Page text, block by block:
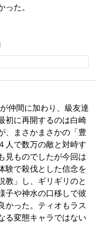
った。
仲間に加わり、級友達
初に再開するのは白崎
、まさかまさかの「豊
人で数万の敵と対峙す
見ものでしたが今回は
験で殺伐とした信念を
教」し、ギリギリのと
子や神水の口移しで彼
かった。ティオもラス
る変態キャラではない